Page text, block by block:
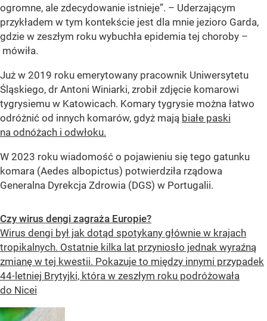
ogromne, ale zdecydowanie istnieje”. – Uderzającym
przykładem w tym kontekście jest dla mnie jezioro Garda,
gdzie w zeszłym roku wybuchła epidemia tej choroby –
mówiła.
Już w 2019 roku emerytowany pracownik Uniwersytetu
Śląskiego, dr Antoni Winiarki, zrobił zdjęcie komarowi
tygrysiemu w Katowicach. Komary tygrysie można łatwo
odróżnić od innych komarów, gdyż mają białe paski
na odnóżach i odwłoku.
W 2023 roku wiadomość o pojawieniu się tego gatunku
komara (Aedes albopictus) potwierdziła rządowa
Generalna Dyrekcja Zdrowia (DGS) w Portugalii.
Czy wirus dengi zagraża Europie?
Wirus dengi był jak dotąd spotykany głównie w krajach
tropikalnych. Ostatnie kilka lat przyniosło jednak wyraźną
zmianę w tej kwestii. Pokazuje to między innymi przypadek
44-letniej Brytyjki, która w zeszłym roku podróżowała
do Nicei